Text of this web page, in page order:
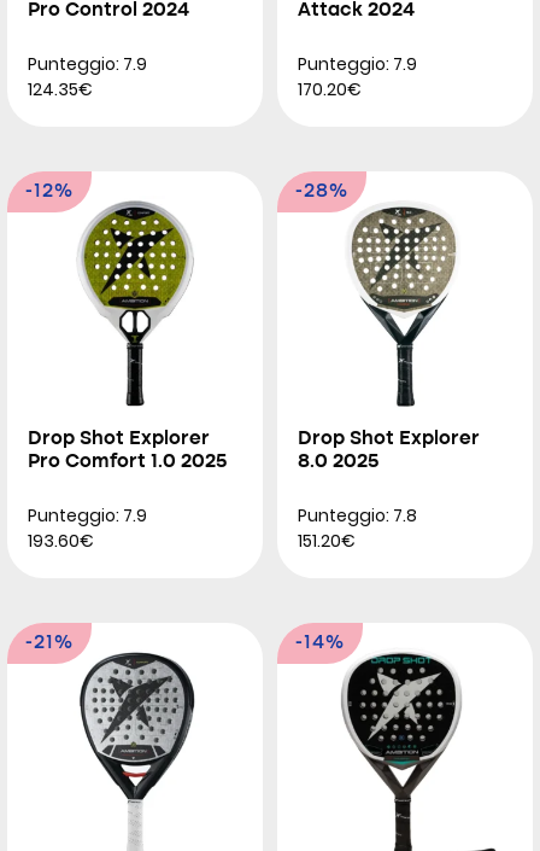
Pro Control 2024
Punteggio: 7.9
124.35€
Attack 2024
Punteggio: 7.9
170.20€
-12%
Drop Shot Explorer
Pro Comfort 1.0 2025
Punteggio: 7.9
193.60€
-28%
Drop Shot Explorer
8.0 2025
Punteggio: 7.8
151.20€
-21% -14%